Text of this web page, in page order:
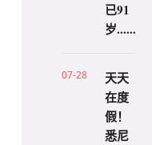
已91
岁......
07-28
天天
在度
假！
悉尼